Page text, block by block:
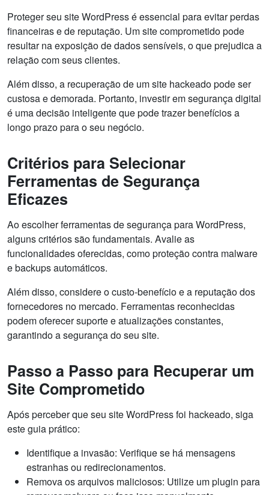
Proteger seu site WordPress é essencial para evitar perdas
financeiras e de reputação. Um site comprometido pode
resultar na exposição de dados sensíveis, o que prejudica a
relação com seus clientes.
Além disso, a recuperação de um site hackeado pode ser
custosa e demorada. Portanto, investir em segurança digital
é uma decisão inteligente que pode trazer benefícios a
longo prazo para o seu negócio.
Critérios para Selecionar
Ferramentas de Segurança
Eficazes
Ao escolher ferramentas de segurança para WordPress,
alguns critérios são fundamentais. Avalie as
funcionalidades oferecidas, como proteção contra malware
e backups automáticos.
Além disso, considere o custo-benefício e a reputação dos
fornecedores no mercado. Ferramentas reconhecidas
podem oferecer suporte e atualizações constantes,
garantindo a segurança do seu site.
Passo a Passo para Recuperar um
Site Comprometido
Após perceber que seu site WordPress foi hackeado, siga
este guia prático:
Identifique a invasão: Verifique se há mensagens
estranhas ou redirecionamentos.
Remova os arquivos maliciosos: Utilize um plugin para